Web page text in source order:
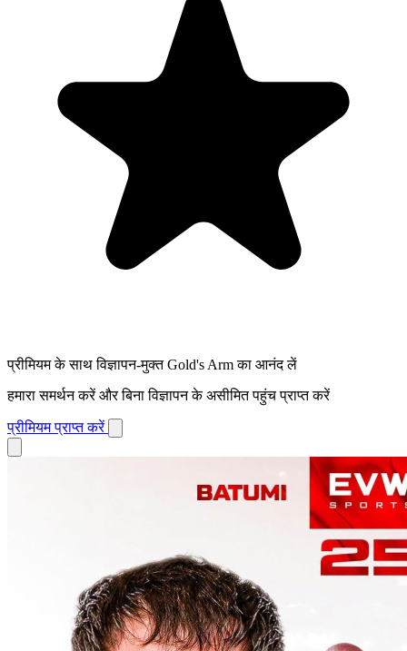
प्रीमियम के साथ विज्ञापन-मुक्त Gold's Arm का आनंद लें
हमारा समर्थन करें और बिना विज्ञापन के असीमित पहुंच प्राप्त करें
प्रीमियम प्राप्त करें